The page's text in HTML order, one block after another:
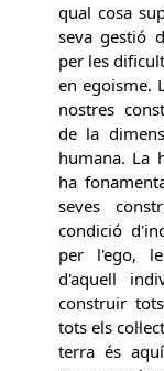
qual cosa
seva gestió
per les
en egoisme.
nostres
de la
humana. La
ha
seves
condició
per l'ego,
d'aquell
construir
tots els
terra és